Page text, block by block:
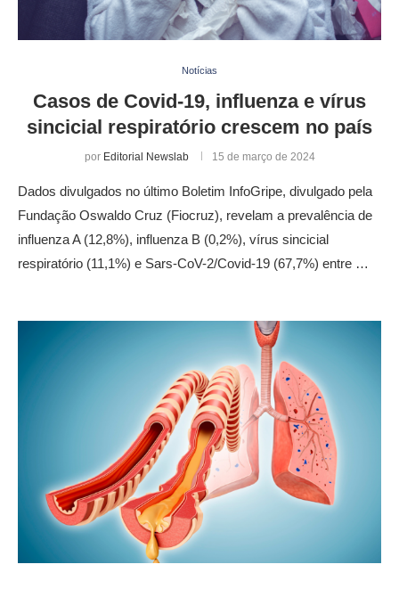
Notícias
Casos de Covid-19, influenza e vírus
sincicial respiratório crescem no país
por Editorial Newslab 15 de março de 2024
Dados divulgados no último Boletim InfoGripe, divulgado pela
Fundação Oswaldo Cruz (Fiocruz), revelam a prevalência de
influenza A (12,8%), influenza B (0,2%), vírus sincicial
respiratório (11,1%) e Sars-CoV-2/Covid-19 (67,7%) entre …